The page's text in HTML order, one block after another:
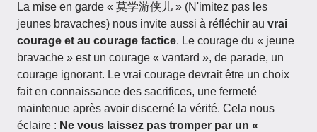
La mise en garde « 莫学游侠儿 » (N'imitez pas les
jeunes bravaches) nous invite aussi à réfléchir au vrai
courage et au courage factice. Le courage du « jeune
bravache » est un courage « vantard », de parade, un
courage ignorant. Le vrai courage devrait être un choix
fait en connaissance des sacrifices, une fermeté
maintenue après avoir discerné la vérité. Cela nous
éclaire : Ne vous laissez pas tromper par un «